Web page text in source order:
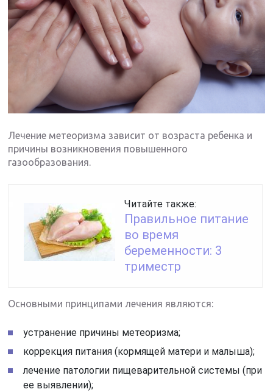
Лечение метеоризма зависит от возраста ребенка и
причины возникновения повышенного
газообразования.
Читайте также:
Правильное питание
во время
беременности: 3
триместр
Основными принципами лечения являются:
устранение причины метеоризма;
коррекция питания (кормящей матери и малыша);
лечение патологии пищеварительной системы (при
ее выявлении);